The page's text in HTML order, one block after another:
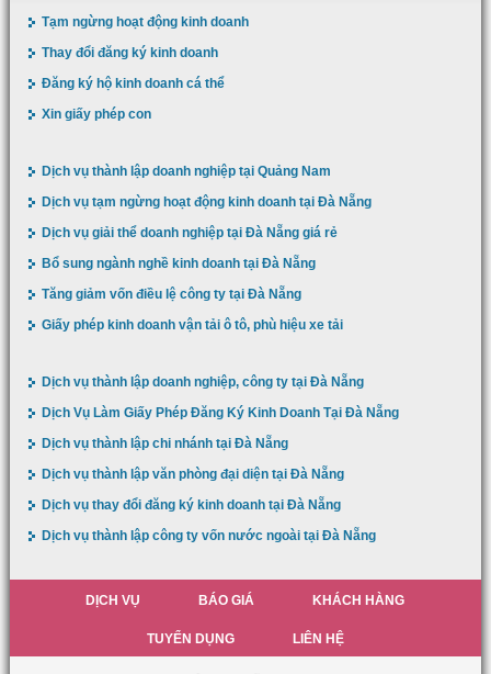
Tạm ngừng hoạt động kinh doanh
Thay đổi đăng ký kinh doanh
Đăng ký hộ kinh doanh cá thể
Xin giấy phép con
Dịch vụ thành lập doanh nghiệp tại Quảng Nam
Dịch vụ tạm ngừng hoạt động kinh doanh tại Đà Nẵng
Dịch vụ giải thể doanh nghiệp tại Đà Nẵng giá rẻ
Bổ sung ngành nghề kinh doanh tại Đà Nẵng
Tăng giảm vốn điều lệ công ty tại Đà Nẵng
Giấy phép kinh doanh vận tải ô tô, phù hiệu xe tải
Dịch vụ thành lập doanh nghiệp, công ty tại Đà Nẵng
Dịch Vụ Làm Giấy Phép Đăng Ký Kinh Doanh Tại Đà Nẵng
Dịch vụ thành lập chi nhánh tại Đà Nẵng
Dịch vụ thành lập văn phòng đại diện tại Đà Nẵng
Dịch vụ thay đổi đăng ký kinh doanh tại Đà Nẵng
Dịch vụ thành lập công ty vốn nước ngoài tại Đà Nẵng
DỊCH VỤ BÁO GIÁ KHÁCH HÀNG
TUYỂN DỤNG LIÊN HỆ